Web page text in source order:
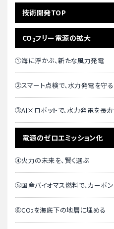
技術開発TOP
CO 2フリー電源の拡大
①海に浮かぶ、新たな風力発電
②スマート点検で、水力発電を守る
③AI×ロボットで、水力発電を長
電源のゼロエミッション化
④火力の未来を、賢く選ぶ
⑤国産バイオマス燃料で、カーボ
⑥CO2 を海底下の地層に埋める